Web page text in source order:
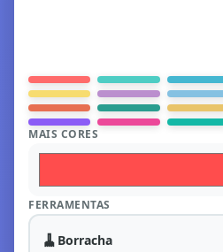
MAIS CORES
FERRAMENTAS
🧹 Borracha